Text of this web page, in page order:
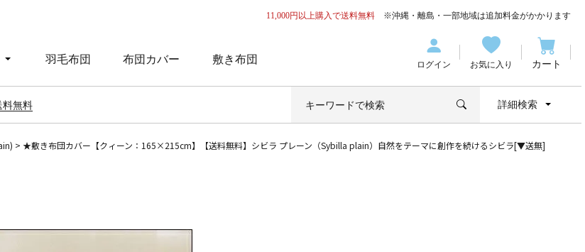
11,000円以上購入で送料無料 ※沖縄・離島・一部地域は追加料金がかかります
羽毛布団 布団カバー 敷き布団 ログイン お気に入り カート
料無料 詳細検索
★敷き布団カバー【クィーン：165×215cm】【送料無料】シビラ プレーン（Sybilla plain）自然をテーマに創作を続けるシビラ[▼送無]